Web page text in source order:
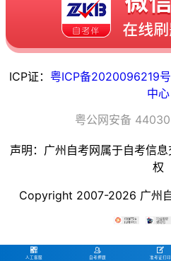
ICP证： 粤ICP备2020096219
中心
粤公网安备
声明：广州自考网属于自考信
权
Copyright 2007-2026 广州

人工客服

自考押题

准考证打印
'); })();